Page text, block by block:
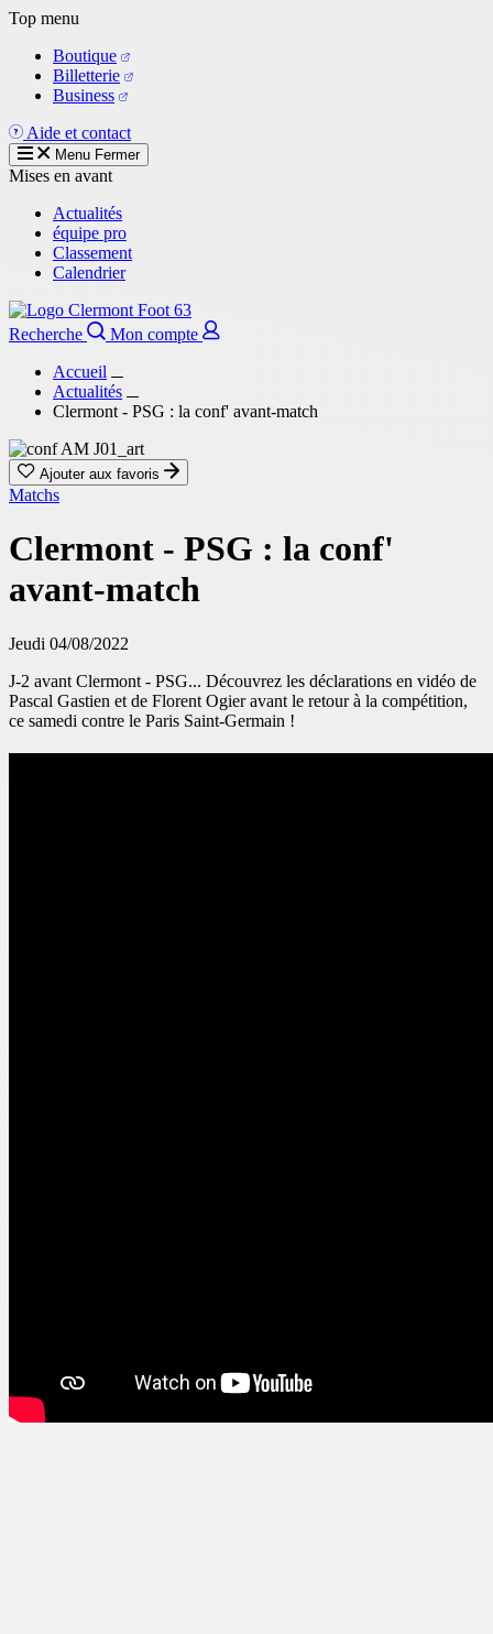
Aller
contenu
principal
Top menu
Boutique
Billetterie
Business
Aide et contact
Menu Fermer
Mises en avant
Actualités
équipe pro
Classement
Calendrier
Recherche
Mon compte
Accueil
Actualités
Clermont - PSG : la conf' avant-match
Ajouter aux favoris
Matchs
Clermont - PSG : la conf'
avant-match
Jeudi 04/08/2022
J-2 avant Clermont - PSG... Découvrez les déclarations en vidéo de
Pascal Gastien et de Florent Ogier avant le retour à la compétition,
ce samedi contre le Paris Saint-Germain !